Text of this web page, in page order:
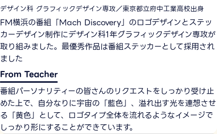
デザイン科 グラフィックデザイン専攻／東京都立府中工業高校出身
FM横浜の番組「Mach Discovery」のロゴデザインとステッ
カーデザイン制作にデザイン科1年グラフィックデザイン専攻が
取り組みました。最優秀作品は番組ステッカーとして採用され
ました
From Teacher
番組パーソナリティーの皆さんのリクエストをしっかり受け止
めた上で、自分なりに宇宙の「藍色」、溢れ出す光を連想させ
る「黄色」として、ロゴタイプ全体を流れるようなイメージで
しっかり形にすることができています。